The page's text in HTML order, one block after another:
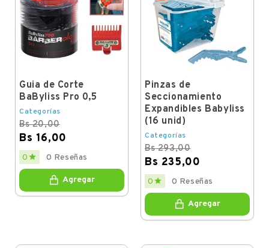
Guia de Corte
BaByliss Pro 0,5
Categorías
Bs 20,00
Bs 16,00
Regular
price
Price
0  0 Reseñas
Agregar
Pinzas de
Seccionamiento
Expandibles Babyliss
(16 unid)
Categorías
Bs 293,00
Bs 235,00
Regular
price
Price
0  0 Reseñas
Agregar